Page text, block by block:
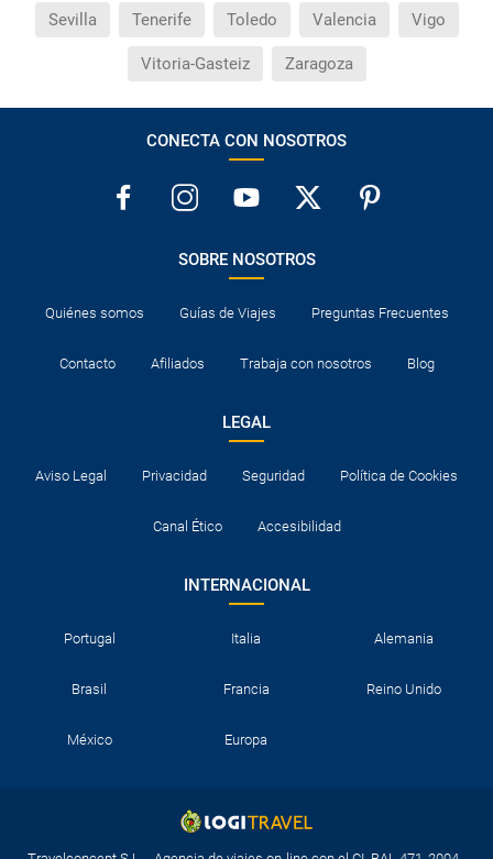
Sevilla Tenerife Toledo Valencia Vigo
Vitoria-Gasteiz Zaragoza
CONECTA CON NOSOTROS
SOBRE NOSOTROS
Quiénes somos Guías de Viajes Preguntas Frecuentes
Contacto Afiliados Trabaja con nosotros Blog
LEGAL
Aviso Legal Privacidad Seguridad Política de Cookies
Canal Ético Accesibilidad
INTERNACIONAL
Portugal Italia Alemania
Brasil Francia Reino Unido
México Europa